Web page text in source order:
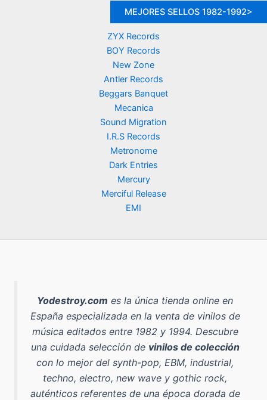
MEJORES SELLOS 1982-1992>
ZYX Records
BOY Records
New Zone
Antler Records
Beggars Banquet
Mecanica
Sound Migration
I.R.S Records
Metronome
Dark Entries
Mercury
Merciful Release
EMI
Yodestroy.com es la única tienda online en
España especializada en la venta de vinilos de
música editados entre 1982 y 1994. Descubre
una cuidada selección de vinilos de colección
con lo mejor del synth-pop, EBM, industrial,
techno, electro, new wave y gothic rock,
auténticos referentes de una época dorada de